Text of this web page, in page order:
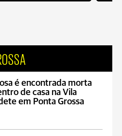
é encontrada morta
de casa na Vila
em Ponta Grossa